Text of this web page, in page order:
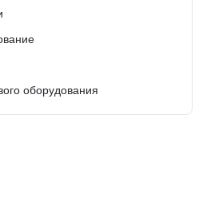
оборудования